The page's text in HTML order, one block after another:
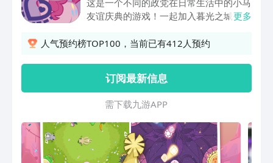
这是一个不同的政党在日常生活中的小马
友谊庆典的游戏！一起加入暮光之城公主
虚拟茶会，游戏和图片！ 茶话会 - 参加
物，你可以为你的小马的朋友！解锁你玩
更多！ 它不会是一个没有灵魂的游戏，
每个小马有她最喜欢的食物和用品~
更多
人气预约榜TOP100，当前已有412人预约
订阅最新信息
需 下 载 九 游 A P P